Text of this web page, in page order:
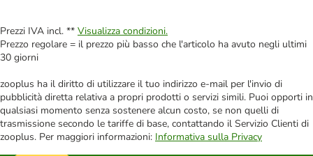
Prezzi IVA incl. ** Visualizza condizioni.
Prezzo regolare = il prezzo più basso che l'articolo ha avuto negli ultimi
30 giorni
zooplus ha il diritto di utilizzare il tuo indirizzo e-mail per l'invio di
pubblicità diretta relativa a propri prodotti o servizi simili. Puoi opporti in
qualsiasi momento senza sostenere alcun costo, se non quelli di
trasmissione secondo le tariffe di base, contattando il Servizio Clienti di
zooplus. Per maggiori informazioni: Informativa sulla Privacy